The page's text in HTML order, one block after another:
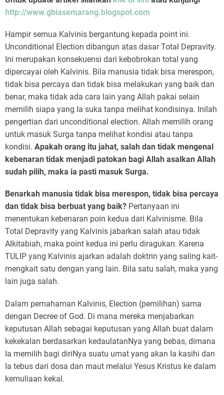
http://www.gbiasemarang.blogspot.com
Hampir semua Kalvinis bergantung kepada point ini.
Unconditional Election dibangun atas dasar Total Depravity.
Ini merupakan konsekuensi dari kebobrokan total yang
dipercayai oleh Kalvinis. Bila manusia tidak bisa merespon,
tidak bisa percaya dan tidak bisa melakukan yang baik dan
benar, maka tidak ada cara lain yang Allah pakai selain
memilih siapa yang Ia suka tanpa melihat kondisinya. Inilah
pengertian dari unconditional election. Allah memilih orang
untuk masuk Surga tanpa melihat kondisi atau tanpa
kondisi. Apakah orang itu jahat, salah dan tidak mengenal
kebenaran tidak menjadi patokan bagi Allah asalkan Allah
sudah pilih, maka ia pasti masuk Surga.
Benarkah manusia tidak bisa merespon, tidak bisa percaya
dan tidak bisa berbuat yang baik? Pertanyaan ini
menentukan kebenaran poin kedua dari Kalvinisme. Bila
Total Depravity yang Kalvinis jabarkan salah atau tidak
Alkitabiah, maka point kedua ini perlu diragukan. Karena
TULIP yang Kalvinis ajarkan adalah doktrin yang saling kait-
mengkait satu dengan yang lain. Bila satu salah, maka yang
lain juga salah.
Dalam pemahaman Kalvinis, Election (pemilihan) sama
dengan Decree of God. Di mana mereka menjabarkan
keputusan Allah sebagai keputusan yang Allah buat dalam
kekekalan berdasarkan kedaulatanNya yang bebas, dimana
Ia memilih bagi diriNya suatu umat yang akan Ia kasihi dan
Ia tebus dari dosa dan maut melalui Yesus Kristus ke dalam
kemuliaan kekal.